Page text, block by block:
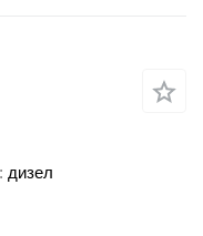
дизел